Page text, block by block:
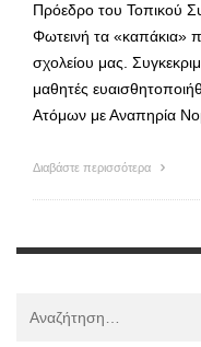
Πρόεδρο του Τοπικού
Φωτεινή τα «καπάκια»
σχολείου μας.
μαθητές
Ατόμων με Αναπηρία
Διαβάστε περισσότερα